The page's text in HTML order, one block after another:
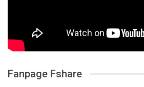
Fanpage Fshare